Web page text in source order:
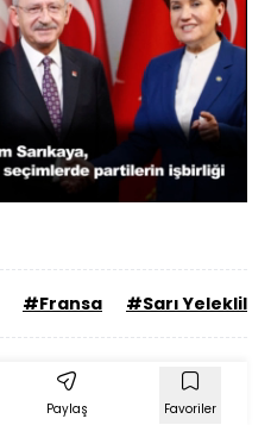
Oynatma
Hızı
#Fransa #Sarı Yelekliler
Paylaş Favoriler